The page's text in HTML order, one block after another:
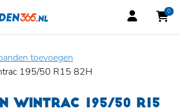
0
toevoegen
195/50 R15 82H
WINTRAC 195/50 R15